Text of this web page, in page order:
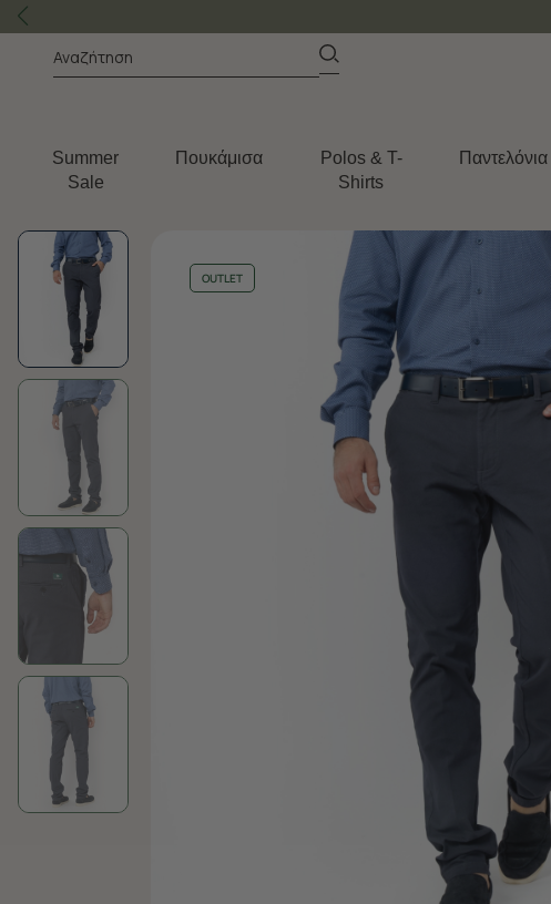
Summer
Sale
Πουκάμισα
Polos & T-
Shirts
Παντελόνια
OUTLET